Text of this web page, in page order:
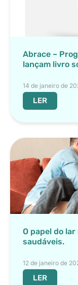
Abrace –
lançam livro
14 de janeiro de
LER
O papel do
saudáveis.
12 de janeiro de
LER